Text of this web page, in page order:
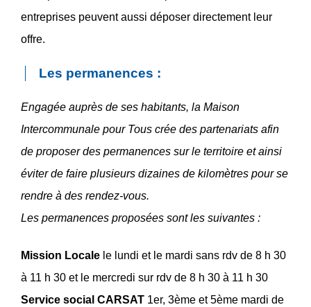
entreprises peuvent aussi déposer directement leur
offre.
Les permanences :
Engagée auprès de ses habitants, la Maison
Intercommunale pour Tous crée des partenariats afin
de proposer des permanences sur le territoire et ainsi
éviter de faire plusieurs dizaines de kilomètres pour se
rendre à des rendez-vous.
Les permanences proposées sont les suivantes :
Mission Locale le lundi et le mardi sans rdv de 8 h 30
à 11 h 30 et le mercredi sur rdv de 8 h 30 à 11 h 30
Service social CARSAT 1er, 3ème et 5ème mardi de